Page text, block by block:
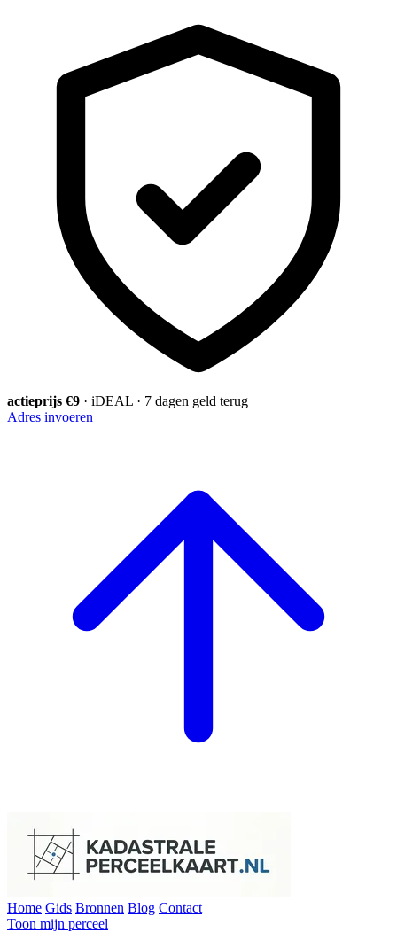
actieprijs €9 · iDEAL · 7 dagen geld terug
Adres invoeren
Home Gids Bronnen Blog Contact
Toon mijn perceel